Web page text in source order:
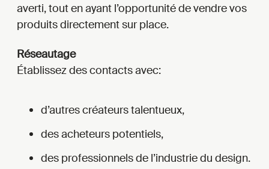
averti, tout en ayant l’opportunité de vendre vos
produits directement sur place.
Réseautage
Établissez des contacts avec:
d’autres créateurs talentueux,
des acheteurs potentiels,
des professionnels de l’industrie du design.